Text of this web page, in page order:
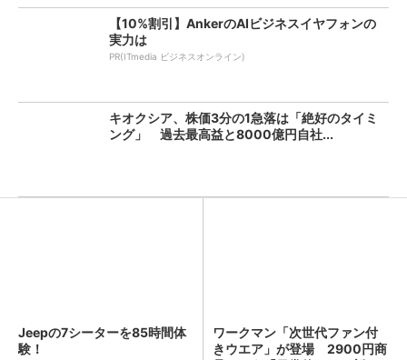
【10%割引】AnkerのAIビジネスイヤフォンの
実力は
PR(ITmedia ビジネスオンライン)
キオクシア、株価3分の1急落は「絶好のタイミ
ング」 過去最高益と8000億円自社...
Jeepの7シーターを85時間体
験！
ワークマン「次世代ファン付
きウエア」が登場 2900円商